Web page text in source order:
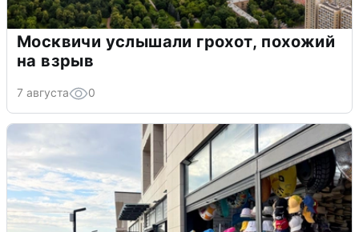
Москвичи услышали грохот, похожий
на взрыв
7 августа 0